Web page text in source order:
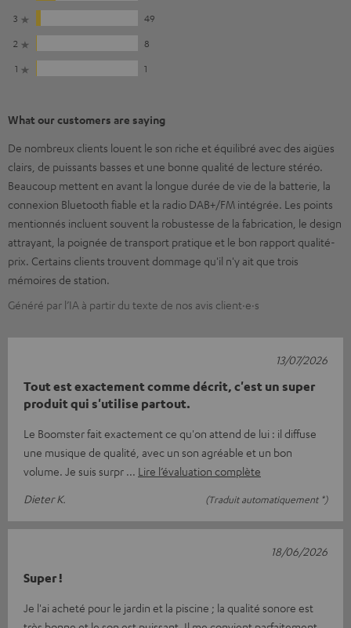
3
49
2
8
1
1
What our customers are saying
De nombreux clients louent le son riche et équilibré avec des aigües
clairs, de puissants basses et une bonne qualité de lecture stéréo.
Beaucoup mettent en avant la longue durée de vie de la batterie, la
connexion Bluetooth fiable et la radio DAB+/FM intégrée. Les points
mentionnés incluent souvent la robustesse de la fabrication, le design
attrayant, la poignée de transport pratique et le bon rapport qualité-
prix. Certains clients trouvent dommage qu'il n'y ait que trois
mémoires de station.
Généré par l’IA à partir du texte de nos avis client·e·s
Tout est exactement comme décrit, c'est un super
produit qui s'utilise partout.
Le Boomster fait exactement ce qu'on attend de lui : il diffuse
une musique de qualité, avec un son agréable et un bon
volume. Je suis surpr
Lire l’évaluation complète
Dieter K.
(Traduit automatiquement *)
13/07/2026
Super !
Je l'ai acheté pour le jardin et la piscine ; la qualité sonore est
18/06/2026